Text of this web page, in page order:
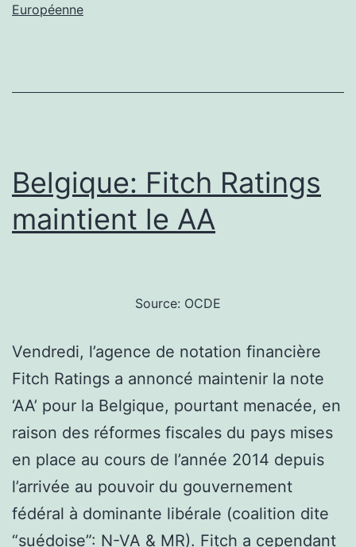
Européenne
Belgique: Fitch Ratings
maintient le AA
Source: OCDE
Vendredi, l’agence de notation financière
Fitch Ratings a annoncé maintenir la note
‘AA’ pour la Belgique, pourtant menacée, en
raison des réformes fiscales du pays mises
en place au cours de l’année 2014 depuis
l’arrivée au pouvoir du gouvernement
fédéral à dominante libérale (coalition dite
“suédoise”: N-VA & MR). Fitch a cependant